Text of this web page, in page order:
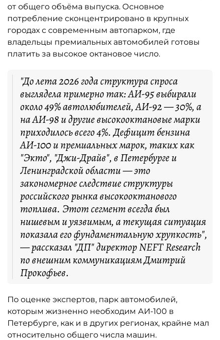
от общего объёма выпуска. Основное
потребление сконцентрировано в крупных
городах с современным автопарком, где
владельцы премиальных автомобилей готовы
платить за высокое октановое число.
"До лета 2026 года структура спроса
выглядела примерно так: АИ-95 выбирали
около 49% автолюбителей, АИ-92 — 30%, а
на АИ-98 и другие высокооктановые марки
приходилось всего 4%. Дефицит бензина
АИ-100 и премиальных марок, таких как
"Экто", "Джи-Драйв", в Петербурге и
Ленинградской области — это
закономерное следствие структуры
российского рынка высокооктанового
топлива. Этот сегмент всегда был
нишевым и уязвимым, а текущая ситуация
показала его фундаментальную хрупкость",
— рассказал "ДП" директор NEFT Research
по внешним коммуникациям Дмитрий
Прокофьев.
По оценке экспертов, парк автомобилей,
которым жизненно необходим АИ-100 в
Петербурге, как и в других регионах, крайне мал
относительно общего числа машин.